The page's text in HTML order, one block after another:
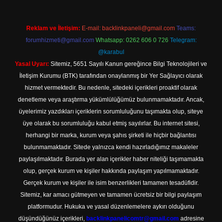
Reklam ve İletişim: E-mail: backlinkpaneli@gmail.com Teams:
forumhizmeti@gmail.com Whatsapp: 0262 606 0 726 Telegram:
@karabul
Yasal Uyarı: Sitemiz, 5651 Sayılı Kanun gereğince Bilgi Teknolojileri ve
İletişim Kurumu (BTK) tarafından onaylanmış bir Yer Sağlayıcı olarak
hizmet vermektedir. Bu nedenle, sitedeki içerikleri proaktif olarak
denetleme veya araştırma yükümlülüğümüz bulunmamaktadır. Ancak,
üyelerimiz yazdıkları içeriklerin sorumluluğunu taşımakta olup, siteye
üye olarak bu sorumluluğu kabul etmiş sayılırlar. Bu internet sitesi,
herhangi bir marka, kurum veya şahıs şirketi ile hiçbir bağlantısı
bulunmamaktadır. Sitede yalnızca kendi hazırladığımız makaleler
paylaşılmaktadır. Burada yer alan içerikler haber niteliği taşımamakta
olup, gerçek kurum ve kişiler hakkında paylaşım yapılmamaktadır.
Gerçek kurum ve kişiler ile isim benzerlikleri tamamen tesadüfidir.
Sitemiz, kar amacı gütmeyen ve tamamen ücretsiz bir bilgi paylaşım
platformudur. Hukuka ve yasal düzenlemelere aykırı olduğunu
düşündüğünüz içerikleri, backlinkpanelicomtr@gmail.com adresine